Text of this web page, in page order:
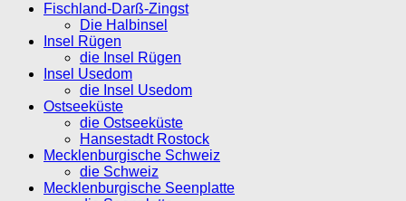
Fischland-Darß-Zingst
Die Halbinsel
Insel Rügen
die Insel Rügen
Insel Usedom
die Insel Usedom
Ostseeküste
die Ostseeküste
Hansestadt Rostock
Mecklenburgische Schweiz
die Schweiz
Mecklenburgische Seenplatte